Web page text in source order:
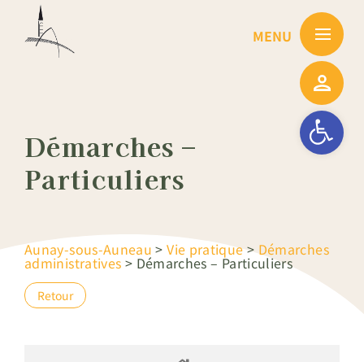
Ouvrir la
Démarches –
Particuliers
Aunay-sous-Auneau >Vie pratique>Démarches
administratives > Démarches – Particuliers
Retour